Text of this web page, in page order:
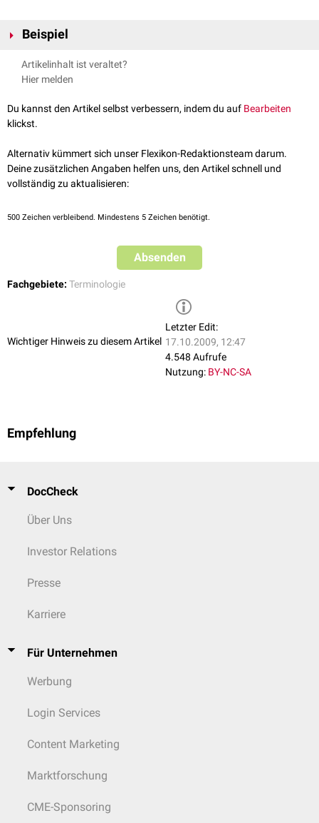
Beispiel
Transbrachiale Herzkatheteruntersuchung
Artikelinhalt ist veraltet?
Hier melden
Du kannst den Artikel selbst verbessern, indem du auf Bearbeiten
klickst.
Alternativ kümmert sich unser Flexikon-Redaktionsteam darum.
Deine zusätzlichen Angaben helfen uns, den Artikel schnell und
vollständig zu aktualisieren:
500 Zeichen verbleibend. Mindestens 5 Zeichen benötigt.
Absenden
Fachgebiete: Terminologie
Wichtiger Hinweis zu diesem Artikel
Letzter Edit:
17.10.2009, 12:47
4.548 Aufrufe
Nutzung: BY-NC-SA
Empfehlung
DocCheck
Über Uns
Investor Relations
Presse
Karriere
Für Unternehmen
Werbung
Login Services
Content Marketing
Marktforschung
CME-Sponsoring